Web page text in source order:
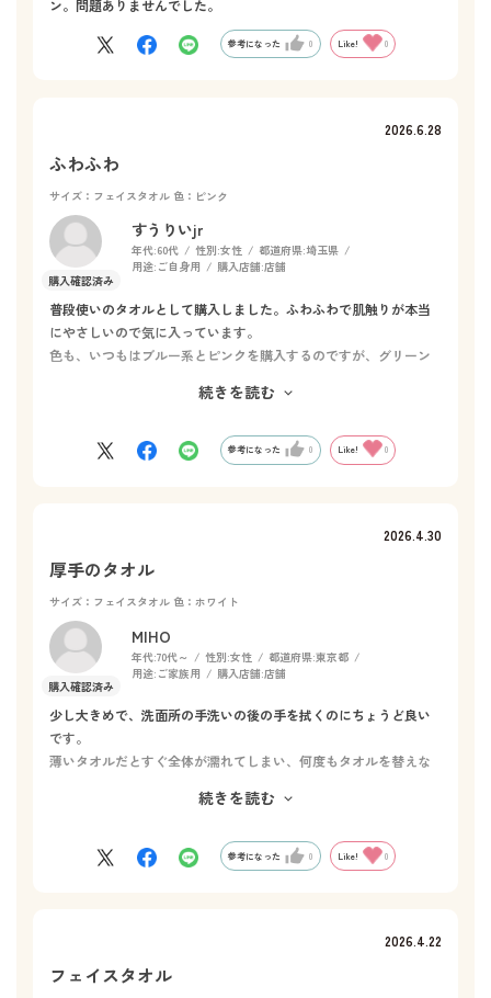
ン。問題ありませんでした。
参考になった 0 Like! 0
2026.6.28
ふわふわ
サイズ：フェイスタオル 色：ピンク
すうりいjr
年代:60代 性別:女性 都道府県:埼玉県
用途: ご自身用 購入店舗:店舗
普段使いのタオルとして購入しました。ふわふわで肌触りが本当
にやさしいので気に入っています。
色も、いつもはブルー系とピンクを購入するのですが、グリーン
洗顔後、手洗いに使うのですが、濡れた感じが長く残らず良い感
続きを読む
参考になった 0 Like! 0
2026.4.30
厚手のタオル
サイズ：フェイスタオル 色：ホワイト
MIHO
年代:70代～ 性別:女性 都道府県:東京都
用途: ご家族用 購入店舗:店舗
少し大きめで、洗面所の手洗いの後の手を拭くのにちょうど良い
です。
薄いタオルだとすぐ全体が濡れてしまい、何度もタオルを替えな
ませんので、長時間使えます。もう一枚買おうと思っています。
続きを読む
参考になった 0 Like! 0
2026.4.22
フェイスタオル